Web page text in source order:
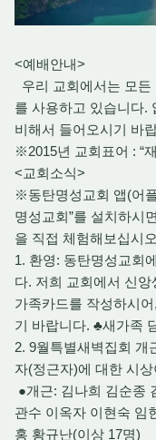
<예배안내>
우리 교회에서는 모
를 사용하고 있습니다.
비해서 들어오시기 바
※2015년 교회표어 : “
<교회소식>
※동탄명성교회 앱(어
명성교회”를 설치하시
을 직접 체험해보십시
1. 환영: 동탄명성교회
다. 저희 교회에서 신
가족카드를 작성하시
기 바랍니다. ♣새가족
2. 9월특별새벽집회 개
자(정근자)에 대한 시
●개근: 김나희 김순종
관수 이옥자 이현숙 임
홍 황규난(이상 17명)